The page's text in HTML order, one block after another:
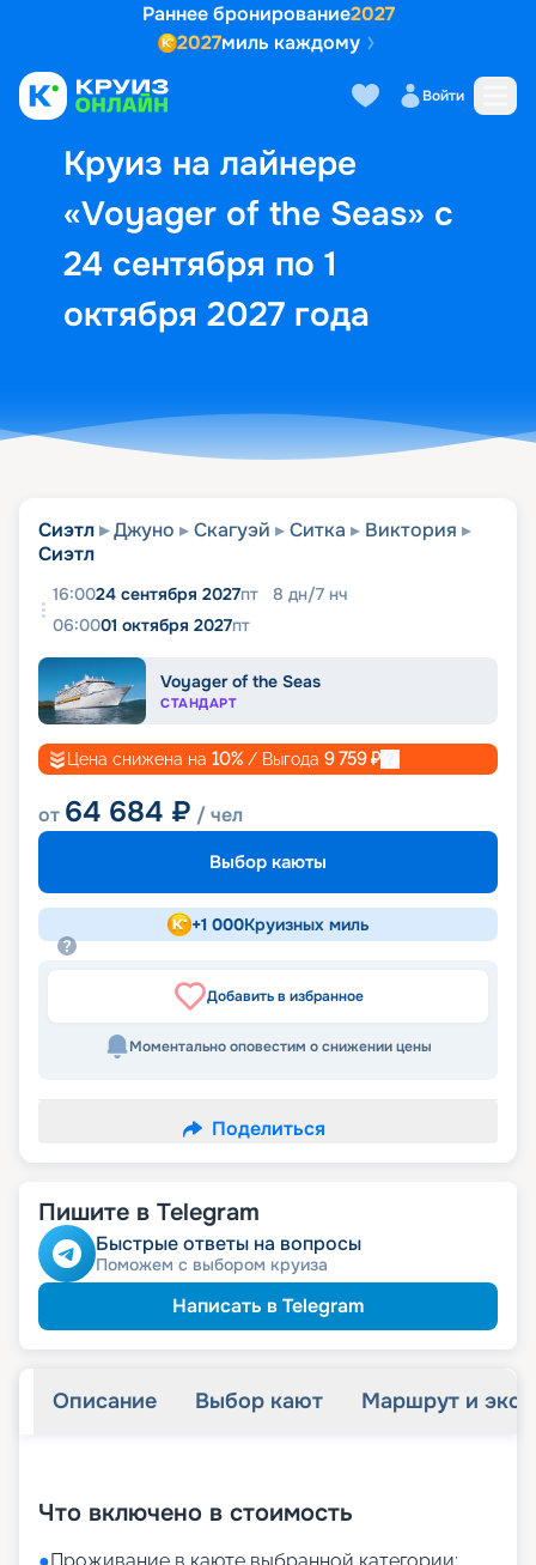
Раннее бронирование2027
2027миль каждому
Войти
Круиз на лайнере
«Voyager of the Seas» с
24 сентября по 1
октября 2027 года
Выбор кают Маршрут и
Сиэтл Джуно Скагуэй Ситка
Виктория
Сиэтл
16:0024 сентября 2027пт 8 дн/7 нч
06:0001 октября 2027пт
Voyager of the Seas
СТАНДАРТ
Цена снижена на 10% / Выгода 9 759₽
от 64 684 ₽ / чел
Выбор каюты
+1 000Круизных миль
Добавить в избранное
Моментально оповестим о снижении цены
Поделиться
Пишите в Telegram
Быстрые ответы на вопросы
Поможем с выбором круиза
Написать в Telegram
Описание Выбор кают Маршрут и
Что включено в стоимость